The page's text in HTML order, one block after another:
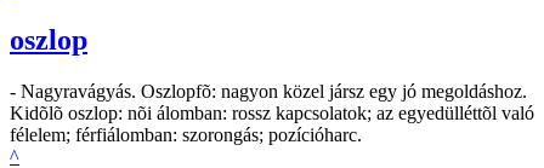
oszlop
- Nagyravágyás. Oszlopfõ: nagyon közel jársz egy jó megoldáshoz.
Kidõlõ oszlop: nõi álomban: rossz kapcsolatok; az egyedülléttõl való
félelem; férfiálomban: szorongás; pozícióharc.
^